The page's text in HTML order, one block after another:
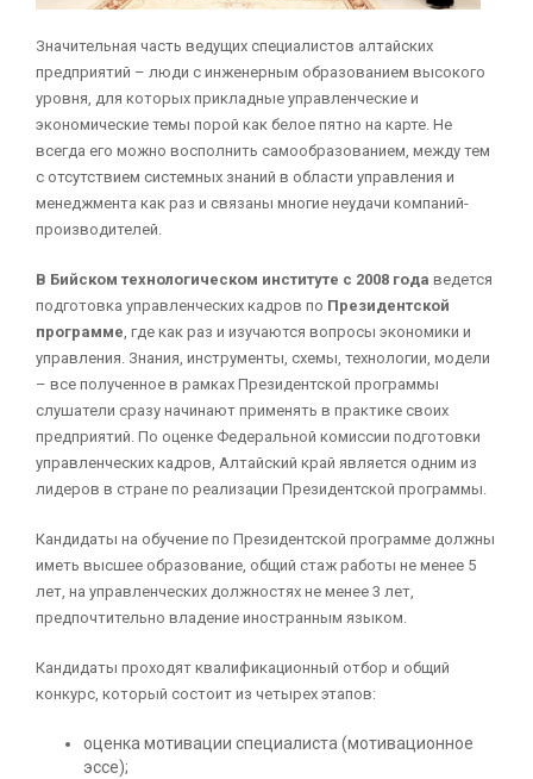
Значительная часть ведущих специалистов алтайских
предприятий – люди с инженерным образованием высокого
уровня, для которых прикладные управленческие и
экономические темы порой как белое пятно на карте. Не
всегда его можно восполнить самообразованием, между тем
с отсутствием системных знаний в области управления и
менеджмента как раз и связаны многие неудачи компаний-
производителей.
В Бийском технологическом институте с 2008 года ведется
подготовка управленческих кадров по Президентской
программе , где как раз и изучаются вопросы экономики и
управления. Знания, инструменты, схемы, технологии, модели
– все полученное в рамках Президентской программы
слушатели сразу начинают применять в практике своих
предприятий. По оценке Федеральной комиссии подготовки
управленческих кадров, Алтайский край является одним из
лидеров в стране по реализации Президентской программы.
Кандидаты на обучение по Президентской программе должны
иметь высшее образование, общий стаж работы не менее 5
лет, на управленческих должностях не менее 3 лет,
предпочтительно владение иностранным языком.
Кандидаты проходят квалификационный отбор и общий
конкурс, который состоит из четырех этапов:
оценка мотивации специалиста (мотивационное
эссе);